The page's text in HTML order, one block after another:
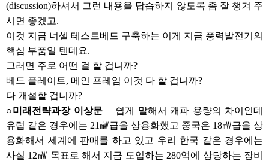
(discussion)하셔서 그런 내용을 답습하지 않도록 좀 잘 챙겨 주
시면 좋겠고.
이것 지금 너셀 테스트베드 구축하는 이게 지금 풍력발전기의
핵심 부품일 텐데요.
그러면 주로 어떤 걸 할 겁니까?
베드 플레이트, 메인 프레임 이것 다 할 겁니까?
다 개설할 겁니까?
○미래전략과장 이상문
쉽게 말해서 캐파 용량의 차이인데
유럽 같은 경우에는 21㎽급을 상용화했고 중국은 18㎽급을 상
용화해서 세계에 판매를 하고 있고 우리 한국 같은 경우에는
사실 12㎽ 목표로 해서 지금 도입하는 280억에 상당하는 장비